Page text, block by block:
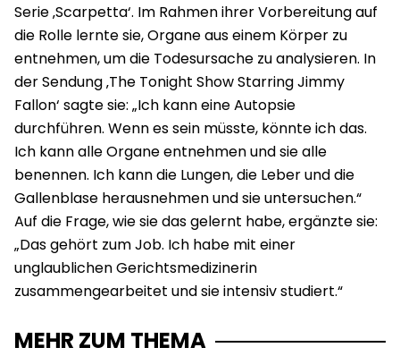
Serie ‚Scarpetta‘. Im Rahmen ihrer Vorbereitung auf
die Rolle lernte sie, Organe aus einem Körper zu
entnehmen, um die Todesursache zu analysieren. In
der Sendung ‚The Tonight Show Starring Jimmy
Fallon‘ sagte sie: „Ich kann eine Autopsie
durchführen. Wenn es sein müsste, könnte ich das.
Ich kann alle Organe entnehmen und sie alle
benennen. Ich kann die Lungen, die Leber und die
Gallenblase herausnehmen und sie untersuchen.“
Auf die Frage, wie sie das gelernt habe, ergänzte sie:
„Das gehört zum Job. Ich habe mit einer
unglaublichen Gerichtsmedizinerin
zusammengearbeitet und sie intensiv studiert.“
MEHR ZUM THEMA